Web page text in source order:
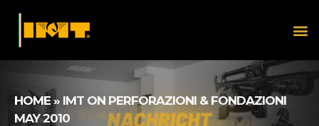
HOME» IMT ON PERFORAZIONI & FONDAZIONI
MAY 2010